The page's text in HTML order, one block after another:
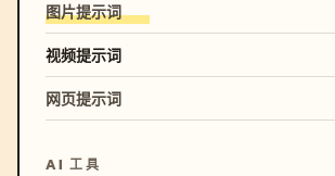
图片提示词
视频提示词
网页提示词
AI 工具